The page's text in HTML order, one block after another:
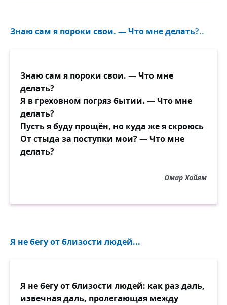
Знаю сам я пороки свои. — Что мне делать?..
Знаю сам я пороки свои. — Что мне
делать?
Я в греховном погряз бытии. — Что мне
делать?
Пусть я буду прощён, но куда же я скроюсь
От стыда за поступки мои? — Что мне
делать?
Омар Хайям
Я не бегу от близости людей...
Я не бегу от близости людей: как раз даль,
извечная даль, пролегающая между